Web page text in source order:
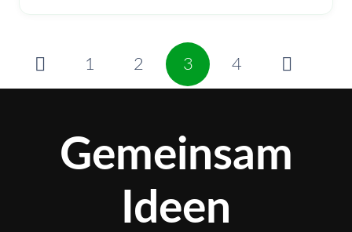
1 2 3 4
Gemeinsam
Ideen